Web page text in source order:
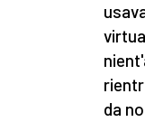
da